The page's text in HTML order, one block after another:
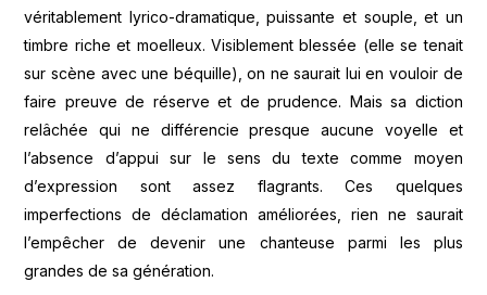
véritablement lyrico-dramatique, puissante et souple, et un
timbre riche et moelleux. Visiblement blessée (elle se tenait
sur scène avec une béquille), on ne saurait lui en vouloir de
faire preuve de réserve et de prudence. Mais sa diction
relâchée qui ne différencie presque aucune voyelle et
l’absence d’appui sur le sens du texte comme moyen
d’expression sont assez flagrants. Ces quelques
imperfections de déclamation améliorées, rien ne saurait
l’empêcher de devenir une chanteuse parmi les plus
grandes de sa génération.